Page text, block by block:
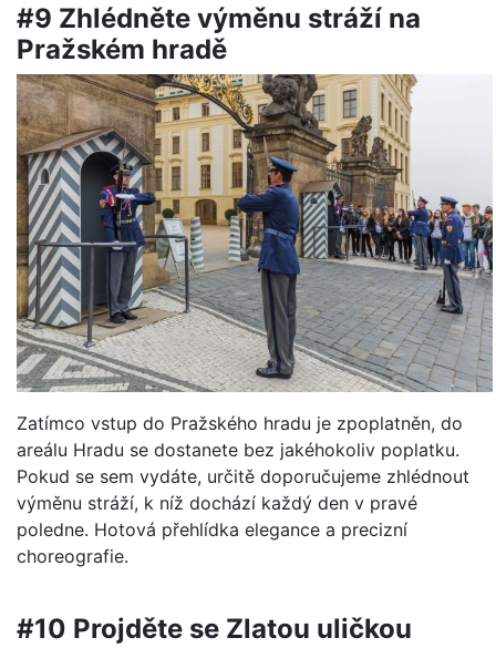
#9 Zhlédněte výměnu stráží na
Pražském hradě
Zatímco vstup do Pražského hradu je zpoplatněn, do
areálu Hradu se dostanete bez jakéhokoliv poplatku.
Pokud se sem vydáte, určitě doporučujeme zhlédnout
výměnu stráží, k níž dochází každý den v pravé
poledne. Hotová přehlídka elegance a precizní
choreografie.
#10 Projděte se Zlatou uličkou